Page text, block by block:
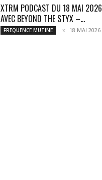
XTRM PODCAST DU 18 MAI 2026
AVEC BEYOND THE STYX –...
FREQUENCE MUTINE 18 MAI 2026